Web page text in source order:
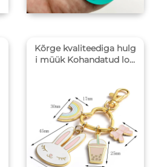
Kõrge kvaliteediga hulg
i müük Kohandatud log
maalset hulki ei nõuta